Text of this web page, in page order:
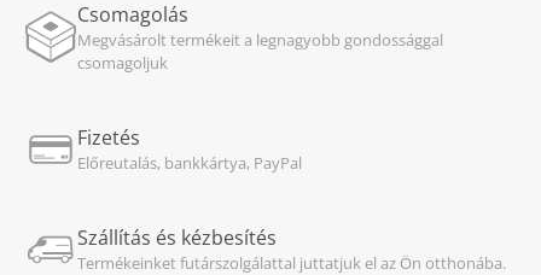
Csomagolás
Megvásárolt termékeit a legnagyobb gondossággal
csomagoljuk
Fizetés
Előreutalás, bankkártya, PayPal
Szállítás és kézbesítés
Termékeinket futárszolgálattal juttatjuk el az Ön otthonába.